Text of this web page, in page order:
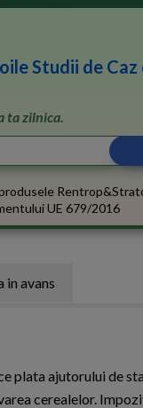
Studii de
ta zilnica.
UE 679/2016
in avans
plata ajutorului de
cerealelor.